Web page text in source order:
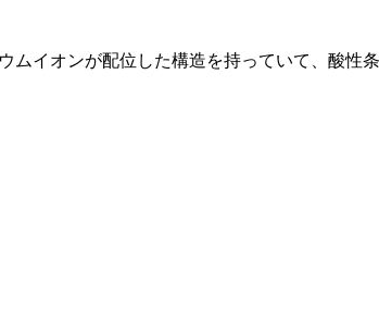
イオンが配位した構造を持っていて、酸性